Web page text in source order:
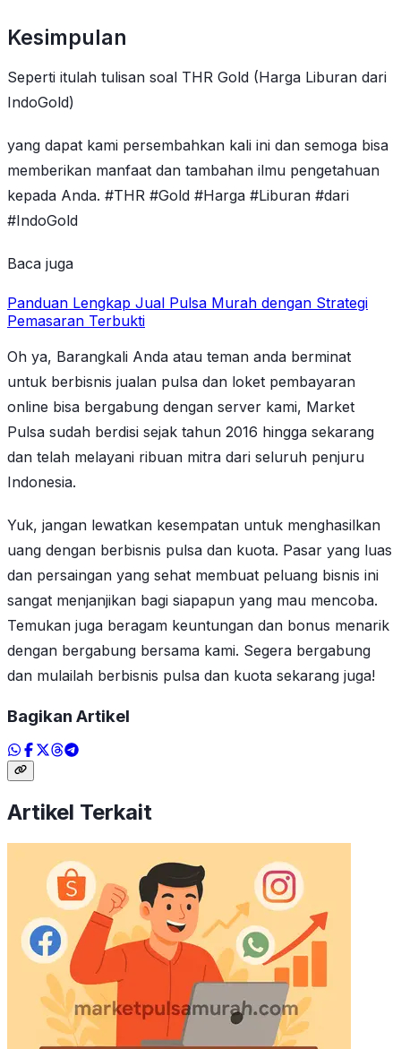
Kesimpulan
Seperti itulah tulisan soal THR Gold (Harga Liburan dari
IndoGold)
yang dapat kami persembahkan kali ini dan semoga bisa
memberikan manfaat dan tambahan ilmu pengetahuan
kepada Anda. #THR #Gold #Harga #Liburan #dari
#IndoGold
Baca juga
Panduan Lengkap Jual Pulsa Murah dengan Strategi
Pemasaran Terbukti
Oh ya, Barangkali Anda atau teman anda berminat
untuk berbisnis jualan pulsa dan loket pembayaran
online bisa bergabung dengan server kami, Market
Pulsa sudah berdisi sejak tahun 2016 hingga sekarang
dan telah melayani ribuan mitra dari seluruh penjuru
Indonesia.
Yuk, jangan lewatkan kesempatan untuk menghasilkan
uang dengan berbisnis pulsa dan kuota. Pasar yang luas
dan persaingan yang sehat membuat peluang bisnis ini
sangat menjanjikan bagi siapapun yang mau mencoba.
Temukan juga beragam keuntungan dan bonus menarik
dengan bergabung bersama kami. Segera bergabung
dan mulailah berbisnis pulsa dan kuota sekarang juga!
Bagikan Artikel
Artikel Terkait